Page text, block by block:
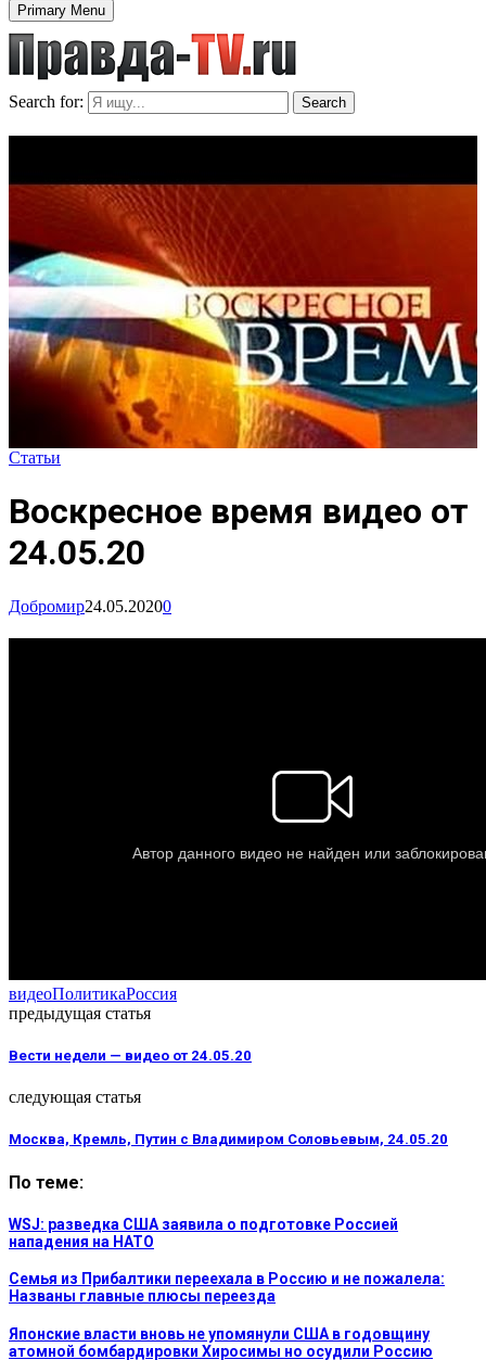
Primary Menu
Search for: Search
Статьи
Воскресное время видео от
24.05.20
Добромир24.05.20200
видеоПолитикаРоссия
предыдущая статья
Вести недели — видео от 24.05.20
следующая статья
Москва, Кремль, Путин с Владимиром Соловьевым, 24.05.20
По теме:
WSJ: разведка США заявила о подготовке Россией
нападения на НАТО
Семья из Прибалтики переехала в Россию и не пожалела:
Названы главные плюсы переезда
Японские власти вновь не упомянули США в годовщину
атомной бомбардировки Хиросимы но осудили Россию